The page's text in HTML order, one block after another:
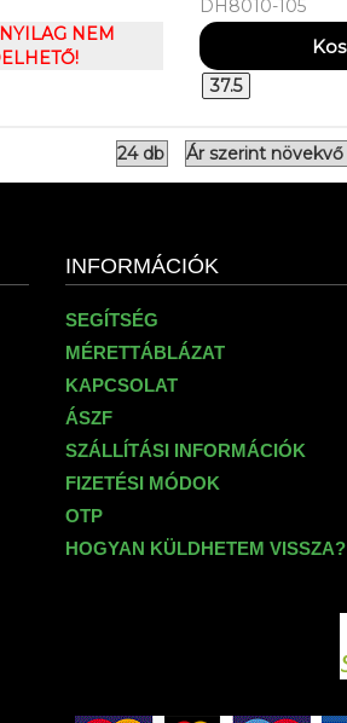
NEM
DH8010-105
37.5
INFORMÁCIÓK
SEGÍTSÉG
MÉRETTÁBLÁZAT
KAPCSOLAT
ÁSZF
SZÁLLÍTÁSI INFORMÁCIÓK
FIZETÉSI MÓDOK
OTP
HOGYAN KÜLDHETEM VISSZA?